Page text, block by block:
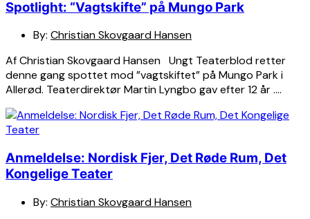
Spotlight: “Vagtskifte” på Mungo Park
By: Christian Skovgaard Hansen
Af Christian Skovgaard Hansen Ungt Teaterblod retter
denne gang spottet mod ”vagtskiftet” på Mungo Park i
Allerød. Teaterdirektør Martin Lyngbo gav efter 12 år ….
Anmeldelse: Nordisk Fjer, Det Røde Rum, Det
Kongelige Teater
By: Christian Skovgaard Hansen